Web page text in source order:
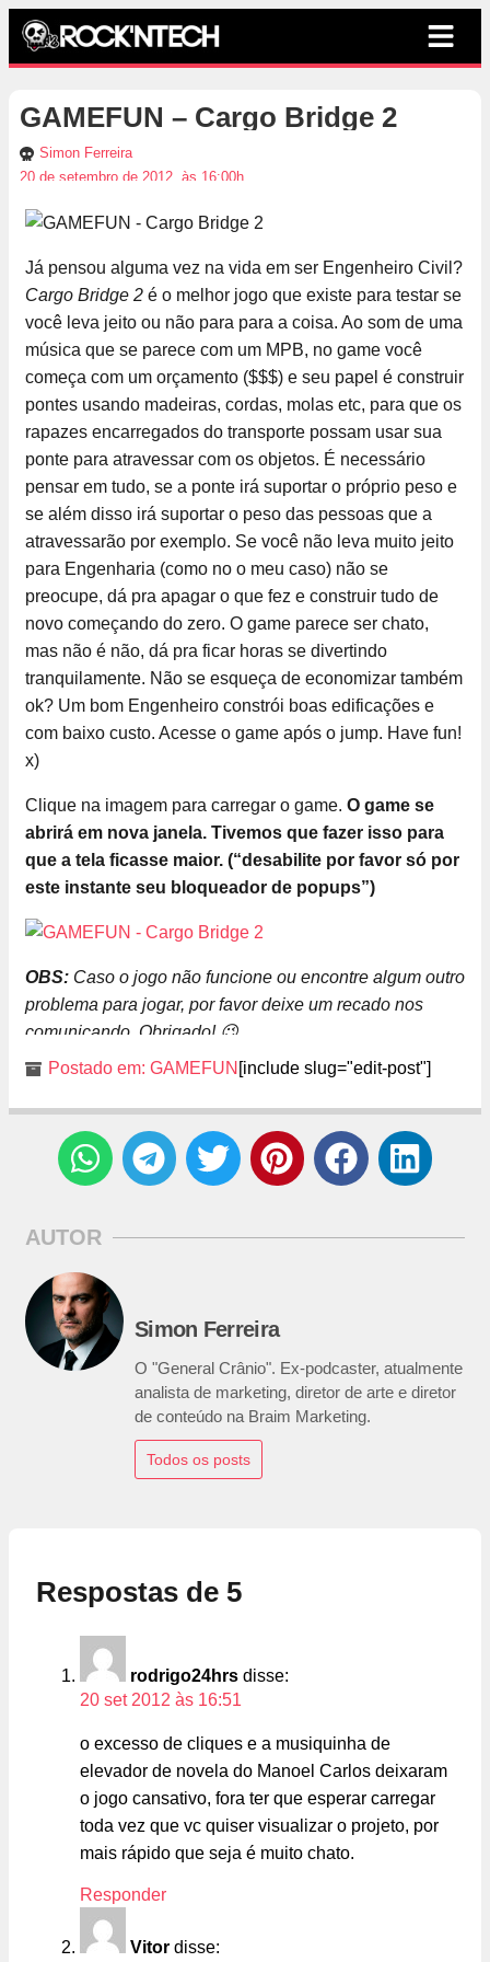
GAMEFUN – Cargo Bridge 2
Simon Ferreira
20 de setembro de 2012, às 16:00h
Já pensou alguma vez na vida em ser Engenheiro Civil?
Cargo Bridge 2 é o melhor jogo que existe para testar se
você leva jeito ou não para para a coisa. Ao som de uma
música que se parece com um MPB, no game você
começa com um orçamento ($$$) e seu papel é construir
pontes usando madeiras, cordas, molas etc, para que os
rapazes encarregados do transporte possam usar sua
ponte para atravessar com os objetos. É necessário
pensar em tudo, se a ponte irá suportar o próprio peso e
se além disso irá suportar o peso das pessoas que a
atravessarão por exemplo. Se você não leva muito jeito
para Engenharia (como no o meu caso) não se
preocupe, dá pra apagar o que fez e construir tudo de
novo começando do zero. O game parece ser chato,
mas não é não, dá pra ficar horas se divertindo
tranquilamente. Não se esqueça de economizar também
ok? Um bom Engenheiro constrói boas edificações e
com baixo custo. Acesse o game após o jump. Have fun!
x)
Clique na imagem para carregar o game. O game se
abrirá em nova janela. Tivemos que fazer isso para
que a tela ficasse maior. (“desabilite por favor só por
este instante seu bloqueador de popups”)
OBS: Caso o jogo não funcione ou encontre algum outro
problema para jogar, por favor deixe um recado nos
comunicando. Obrigado! 😉
Postado em: GAMEFUN [include slug="edit-post"]
AUTOR
Simon Ferreira
O "General Crânio". Ex-podcaster, atualmente
analista de marketing, diretor de arte e diretor
de conteúdo na Braim Marketing.
Todos os posts
Respostas de 5
rodrigo24hrs disse:
20 set 2012 às 16:51
o excesso de cliques e a musiquinha de
elevador de novela do Manoel Carlos deixaram
o jogo cansativo, fora ter que esperar carregar
toda vez que vc quiser visualizar o projeto, por
mais rápido que seja é muito chato.
Responder
Vitor disse: